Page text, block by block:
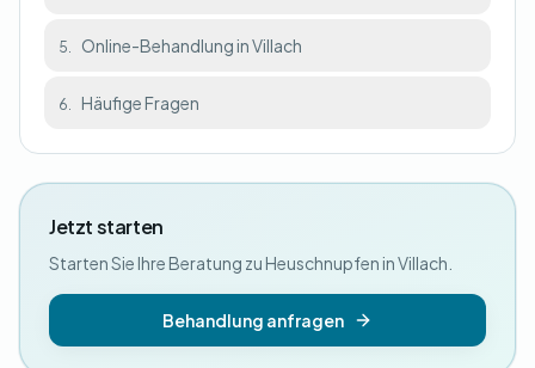
5. Online-Behandlung in Villach
6. Häufige Fragen
Jetzt starten
Starten Sie Ihre Beratung zu Heuschnupfen in Villach.
Behandlung anfragen